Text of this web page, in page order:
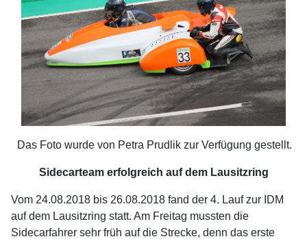
Das Foto wurde von Petra Prudlik zur Verfügung gestellt.
Sidecarteam erfolgreich auf dem Lausitzring
Vom 24.08.2018 bis 26.08.2018 fand der 4. Lauf zur IDM
auf dem Lausitzring statt. Am Freitag mussten die
Sidecarfahrer sehr früh auf die Strecke, denn das erste